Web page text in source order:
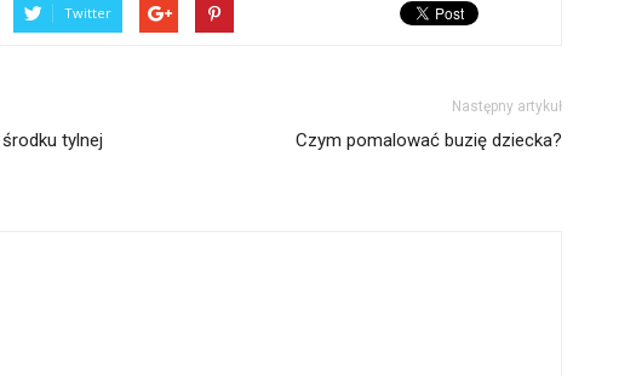
Twitter
tylnej
Następny artykuł
Czym pomalować buzię dziecka?